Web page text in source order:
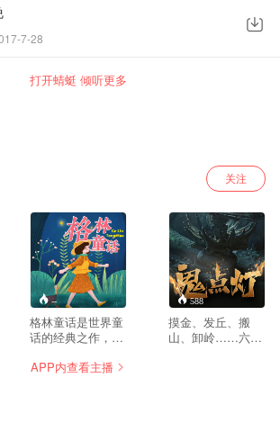
7-28
打开蜻蜓 倾听更多
关注
--
格林童话是世界童
话的经典之作，自
各地影响十分广
588
摸金、发丘、搬
山、卸岭……六大
APP内查看主播